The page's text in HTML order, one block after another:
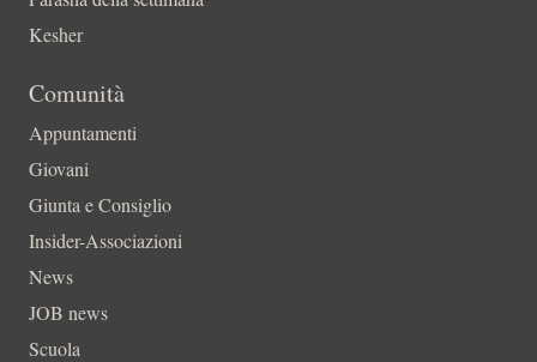
Kesher
Comunità
Appuntamenti
Giovani
Giunta e Consiglio
Insider-Associazioni
News
JOB news
Scuola